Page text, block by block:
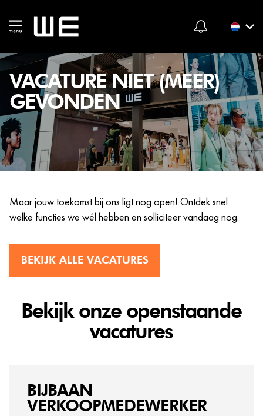
VACATURE NIET (MEER)
GEVONDEN
Maar jouw toekomst bij ons ligt nog open! Ontdek snel
welke functies we wél hebben en solliciteer vandaag nog.
BEKIJK ALLE VACATURES
Bekijk onze openstaande
vacatures
BIJBAAN
VERKOOPMEDEWERKER